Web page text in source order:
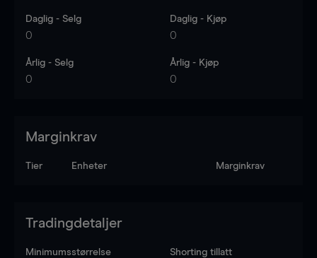
Daglig - Selg
0
Daglig - Kjøp
0
Årlig - Selg
0
Årlig - Kjøp
0
Marginkrav
Tier Enheter Marginkrav
Tradingdetaljer
Minimumsstørrelse Shorting tillatt